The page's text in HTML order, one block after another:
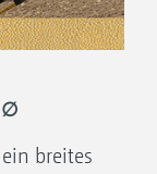
∅
breites